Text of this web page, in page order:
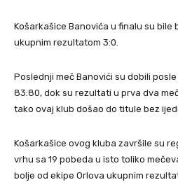
Košarkašice Banovića u finalu su bile
ukupnim rezultatom 3:0.
Poslednji meč Banovići su dobili
83:80, dok su rezultati u prva dva
tako ovaj klub došao do titule bez
Košarkašice ovog kluba završile su
vrhu sa 19 pobeda u isto toliko
bolje od ekipe Orlova ukupnim